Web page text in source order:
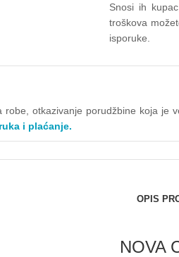
Snosi ih
troškova
isporuke.
otkazivanje porudžbine koja
i plaćanje.
OPIS
NOVA